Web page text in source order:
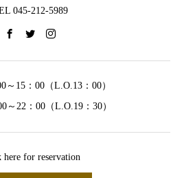
045-212-5989
～15：00（L.O.13：00）
～22：00（L.O.19：30）
here for reservation